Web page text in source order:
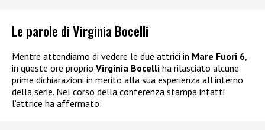
Le parole di Virginia Bocelli
Mentre attendiamo di vedere le due attrici in Mare Fuori 6,
in queste ore proprio Virginia Bocelli ha rilasciato alcune
prime dichiarazioni in merito alla sua esperienza all’interno
della serie. Nel corso della conferenza stampa infatti
l’attrice ha affermato: